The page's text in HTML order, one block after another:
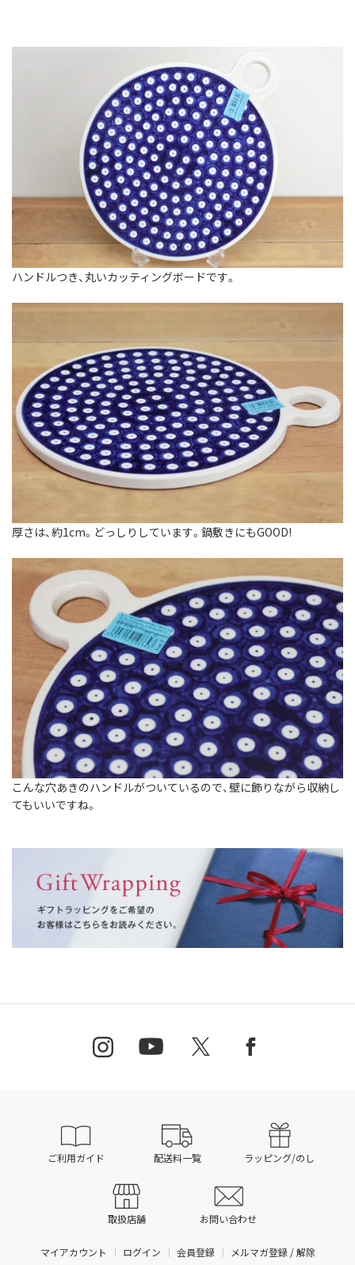
ハンドルつき、丸いカッティングボードです。
厚さは、約1cm。どっしりしています。鍋敷きにもGOOD!
こんな穴あきのハンドルがついているので、壁に飾りながら収納し
てもいいですね。
ご利用ガイド 配送料一覧 ラッピング/のし
取扱店舗 お問い合わせ
マイアカウント ログイン 会員登録
メルマガ登録 / 解除